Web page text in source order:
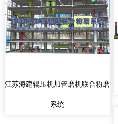
江苏海建辊压机加管磨机联合粉磨
系统